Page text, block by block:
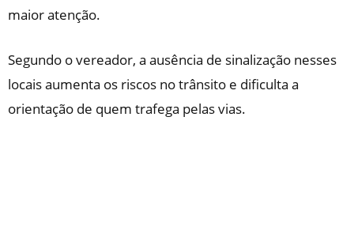
maior atenção.
Segundo o vereador, a ausência de sinalização nesses
locais aumenta os riscos no trânsito e dificulta a
orientação de quem trafega pelas vias.